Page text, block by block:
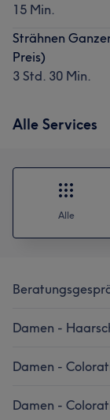
15 Min.
Strähnen
Preis)
3 Std. 30 Min.
Alle Services
Alle
Damen -
Damen -
Damen -